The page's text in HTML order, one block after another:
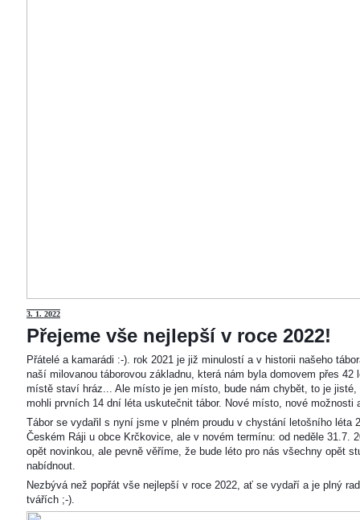
3. 1. 2022
Přejeme vše nejlepší v roce 2022!
Přátelé a kamarádi :-). rok 2021 je již minulostí a v historii našeho
naší milovanou táborovou základnu, která nám byla domovem přes
místě staví hráz... Ale místo je jen místo, bude nám chybět, to je
mohli prvních 14 dní léta uskutečnit tábor. Nové místo, nové
Tábor se vydařil s nyní jsme v plném proudu v chystání letošního léta
Českém Ráji u obce Krčkovice, ale v novém termínu: od neděle 31.7.
opět novinkou, ale pevně věříme, že bude léto pro nás všechny opět
nabídnout.
Nezbývá než popřát vše nejlepší v roce 2022, ať se vydaří a je plný
tvářích ;-).